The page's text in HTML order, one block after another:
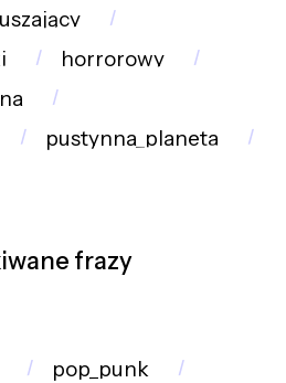
horrorowy
pustynna_planeta
frazy
pop_punk